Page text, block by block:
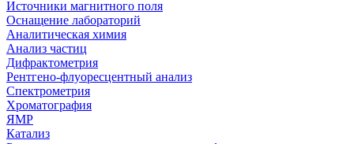
Источники магнитного поля
Оснащение лабораторий
Аналитическая химия
Анализ частиц
Дифрактометрия
Рентгено-флуоресцентный анализ
Спектрометрия
Хроматография
ЯМР
Катализ